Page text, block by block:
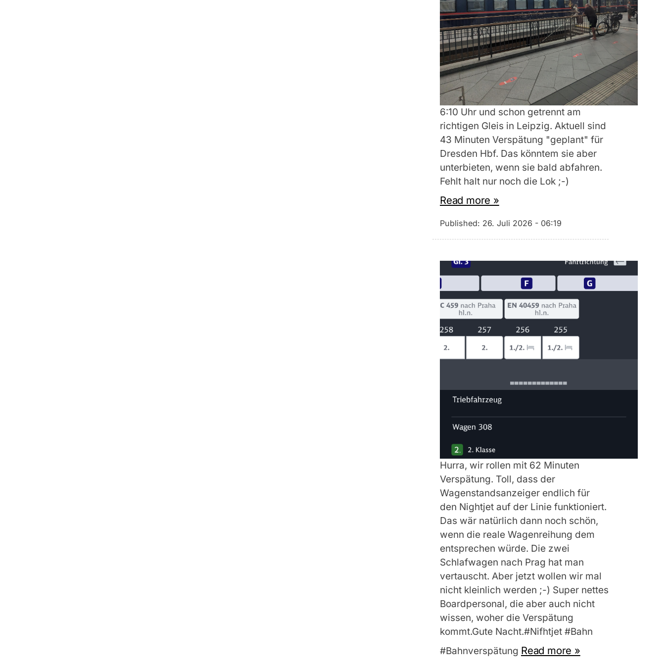
6:10 Uhr und schon getrennt am
richtigen Gleis in Leipzig. Aktuell sind
43 Minuten Verspätung "geplant" für
Dresden Hbf. Das könntem sie aber
unterbieten, wenn sie bald abfahren.
Fehlt halt nur noch die Lok ;-)
Read more »
Published: 26. Juli 2026 - 06:19
Hurra, wir rollen mit 62 Minuten
Verspätung. Toll, dass der
Wagenstandsanzeiger endlich für
den Nightjet auf der Linie funktioniert.
Das wär natürlich dann noch schön,
wenn die reale Wagenreihung dem
entsprechen würde. Die zwei
Schlafwagen nach Prag hat man
vertauscht. Aber jetzt wollen wir mal
nicht kleinlich werden ;-) Super nettes
Boardpersonal, die aber auch nicht
wissen, woher die Verspätung
kommt.Gute Nacht.#Nifhtjet #Bahn
#Bahnverspätung Read more »